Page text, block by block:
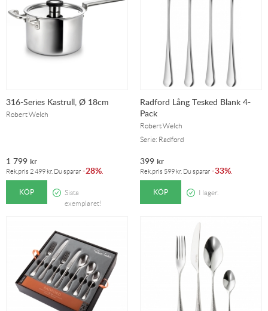
316-Series Kastrull, Ø 18cm
Robert Welch
1 799 kr
Rek.pris 2 499 kr. Du sparar -28%.
KÖP
Sista
exemplaret!
Radford Lång Tesked Blank 4-
Pack
Robert Welch
Serie: Radford
399 kr
Rek.pris 599 kr. Du sparar -33%.
KÖP I lager.